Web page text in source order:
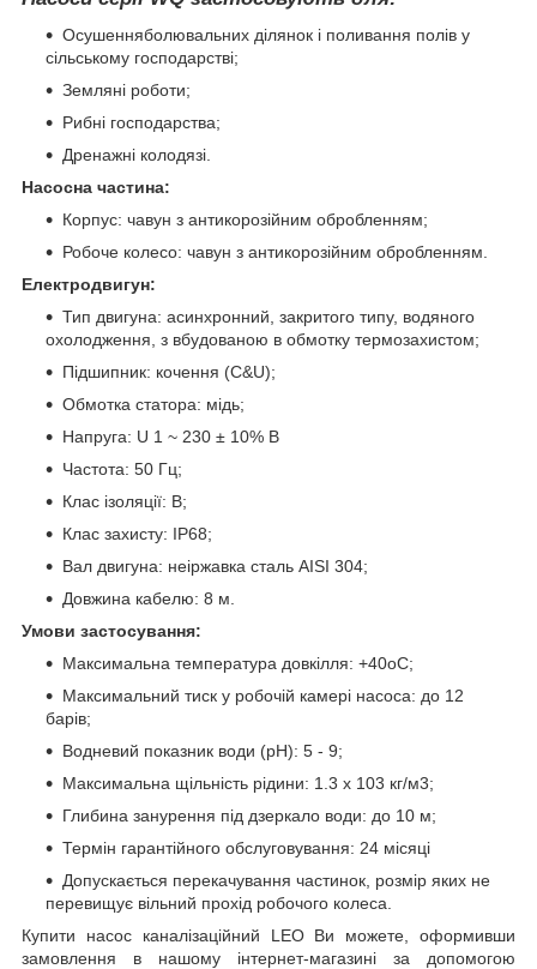
Осушенняболювальних ділянок і поливання полів у
сільському господарстві;
Земляні роботи;
Рибні господарства;
Дренажні колодязі.
Насосна частина:
Корпус: чавун з антикорозійним обробленням;
Робоче колесо: чавун з антикорозійним обробленням.
Електродвигун:
Тип двигуна: асинхронний, закритого типу, водяного
охолодження, з вбудованою в обмотку термозахистом;
Підшипник: кочення (C&U);
Обмотка статора: мідь;
Напруга: U 1 ~ 230 ± 10% В
Частота: 50 Гц;
Клас ізоляції: B;
Клас захисту: IP68;
Вал двигуна: неіржавка сталь AISI 304;
Довжина кабелю: 8 м.
Умови застосування:
Максимальна температура довкілля: +40oС;
Максимальний тиск у робочій камері насоса: до 12
барів;
Водневий показник води (рН): 5 - 9;
Максимальна щільність рідини: 1.3 х 103 кг/м3;
Глибина занурення під дзеркало води: до 10 м;
Термін гарантійного обслуговування: 24 місяці
Допускається перекачування частинок, розмір яких не
перевищує вільний прохід робочого колеса.
Купити насос каналізаційний LEO Ви можете, оформивши
замовлення в нашому інтернет-магазині за допомогою